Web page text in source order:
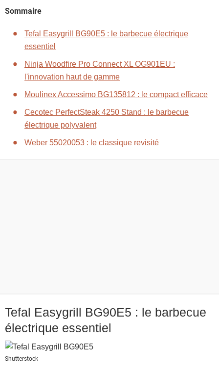
Sommaire
Tefal Easygrill BG90E5 : le barbecue électrique
essentiel
Ninja Woodfire Pro Connect XL OG901EU :
l'innovation haut de gamme
Moulinex Accessimo BG135812 : le compact efficace
Cecotec PerfectSteak 4250 Stand : le barbecue
électrique polyvalent
Weber 55020053 : le classique revisité
Tefal Easygrill BG90E5 : le barbecue
électrique essentiel
Shutterstock